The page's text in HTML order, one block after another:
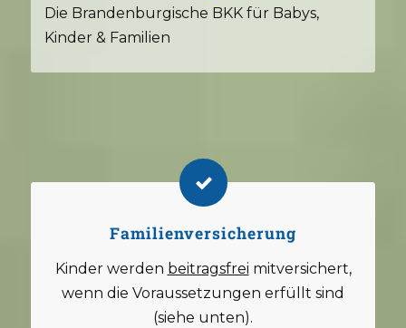
Die Brandenburgische BKK für Babys,
Kinder & Familien
Familienversicherung
Kinder werden beitragsfrei mitversichert,
wenn die Voraussetzungen erfüllt sind
(siehe unten).